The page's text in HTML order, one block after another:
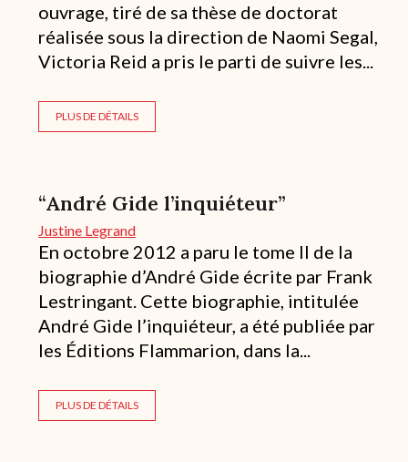
ouvrage, tiré de sa thèse de doctorat
réalisée sous la direction de Naomi Segal,
Victoria Reid a pris le parti de suivre les...
PLUS DE DÉTAILS
“André Gide l’inquiéteur”
Justine Legrand
En octobre 2012 a paru le tome II de la
biographie d’André Gide écrite par Frank
Lestringant. Cette biographie, intitulée
André Gide l’inquiéteur, a été publiée par
les Éditions Flammarion, dans la...
PLUS DE DÉTAILS